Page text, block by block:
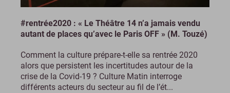
#rentrée2020 : « Le Théâtre 14 n’a jamais vendu
autant de places qu’avec le Paris OFF » (M. Touzé)
Comment la culture prépare-t-elle sa rentrée 2020
alors que persistent les incertitudes autour de la
crise de la Covid-19 ? Culture Matin interroge
différents acteurs du secteur au fil de l’ét...